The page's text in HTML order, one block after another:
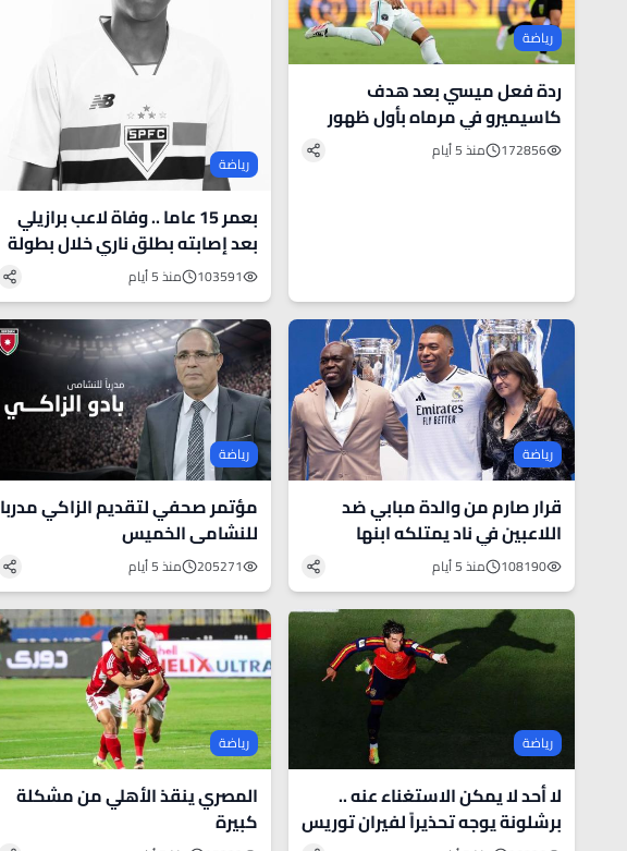
رياضة
ردة فعل ميسي بعد هدف
كاسيميرو في مرماه بأول ظهور
مع إنتر ميامي (صورة)
172856 منذ 5 أيام
رياضة
بعمر 15 عاما .. وفاة لاعب برازيلي
بعد إصابته بطلق ناري خلال بطولة
لكرة القدم
103591 منذ 5 أيام
رياضة
قرار صارم من والدة مبابي ضد
اللاعبين في ناد يمتلكه ابنها
108190 منذ 5 أيام
رياضة
مؤتمر صحفي لتقديم الزاكي مدربا
للنشامى الخميس
205271 منذ 5 أيام
رياضة
لا أحد لا يمكن الاستغناء عنه ..
برشلونة يوجه تحذيراً لفيران توريس
رياضة
المصري ينقذ الأهلي من مشكلة
كبيرة